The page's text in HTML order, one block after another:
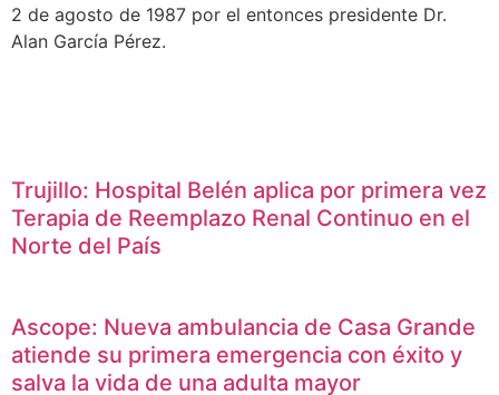
2 de agosto de 1987 por el entonces presidente Dr.
Alan García Pérez.
Trujillo: Hospital Belén aplica por primera vez
Terapia de Reemplazo Renal Continuo en el
Norte del País
Ascope: Nueva ambulancia de Casa Grande
atiende su primera emergencia con éxito y
salva la vida de una adulta mayor